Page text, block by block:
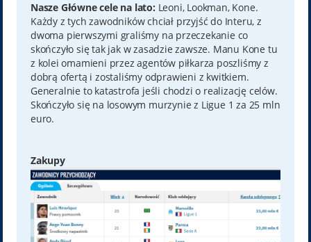
Nasze Główne cele na lato: Leoni, Lookman, Kone.
Każdy z tych zawodników chciał przyjść do Interu, z
dwoma pierwszymi graliśmy na przeczekanie co
skończyło się tak jak w zasadzie zawsze. Manu Kone tu
z kolei omamieni przez agentów piłkarza poszliśmy z
dobrą ofertą i zostaliśmy odprawieni z kwitkiem.
Generalnie to katastrofa jeśli chodzi o realizację celów.
Skończyło się na losowym murzynie z Ligue 1 za 25 mln
euro.
Zakupy